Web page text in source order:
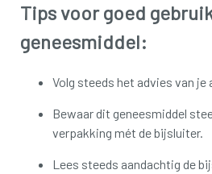
Tips voor goed
geneesmiddel:
Volg steeds het advies van
Bewaar dit geneesmiddel
verpakking mét de bijsluiter.
Lees steeds aandachtig de